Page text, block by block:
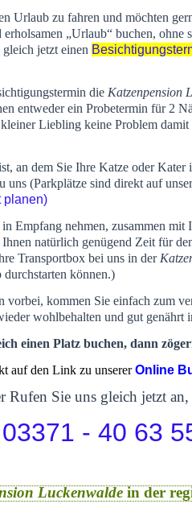
Urlaub zu fahren und möchten
„Urlaub“ buchen, ohne
jetzt einen
die Katzenpension
entweder ein Probetermin für 2
Liebling keine Problem
an dem Sie Ihre Katze oder
(Parkplätze sind direkt auf
planen)
Empfang nehmen, zusammen mit
natürlich genügend Zeit für
Transportbox bei uns in der
können.)
vorbei, kommen Sie einfach zum
wohlbehalten und gut genährt
einen Platz buchen, dann
auf den Link zu unsererOnline
Rufen Sie uns gleich jetzt an,
03371 - 40 63
Luckenwaldein der